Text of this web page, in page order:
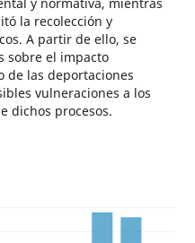
la recolección y
A partir de ello, se
sobre el impacto
de las deportaciones
vulneraciones a los
dichos procesos.